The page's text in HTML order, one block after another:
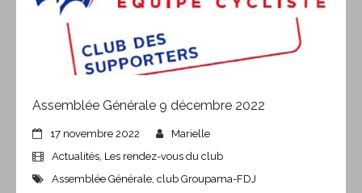
Assemblée Générale 9 décembre 2022
17 novembre 2022
Marielle
Actualités, Les rendez-vous du club
Assemblée Générale, club Groupama-FDJ